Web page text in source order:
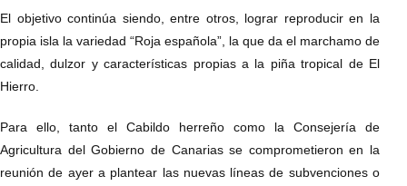
El objetivo continúa siendo, entre otros, lograr reproducir en la
propia isla la variedad “Roja española”, la que da el marchamo de
calidad, dulzor y características propias a la piña tropical de El
Hierro.
Para ello, tanto el Cabildo herreño como la Consejería de
Agricultura del Gobierno de Canarias se comprometieron en la
reunión de ayer a plantear las nuevas líneas de subvenciones o